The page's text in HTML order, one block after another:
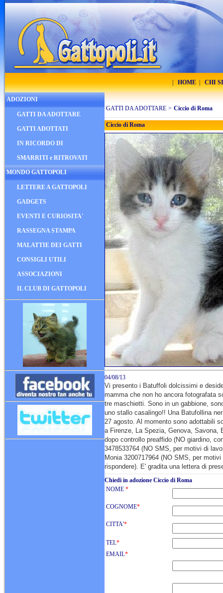
HOME CHI
ADOZIONI
GATTI DA ADOTTARE
GATTI ADOTTATI
IN RICORDO DI
SMARRITI e RITROVATI
MONDO GATTOPOLI
LETTERE A GATTOPOLI
GADGETS
EVENTI E CURIOSITA'
RASSEGNA STAMPA
MALATTIE DEI GATTI
CONSIGLI UTILI
ASSOCIAZIONI
IL CLUB DI GATTOPOLI
GATTI DA ADOTTARE > Ciccio di Roma
Ciccio di Roma
04/08/13
Vi presento i Batuffoli dolcissimi e
mamma che non ho ancora fotografata
tre maschietti. Sono in un gabbione,
uno stallo casalingo!! Una Batufollina
27 agosto. Al momento sono adottabili
a Firenze, La Spezia, Genova, Savona,
dopo controllo preaffido (NO giardino,
3478533764 (NO SMS, per motivi di
Monia 3200717964 (NO SMS, per
rispondere). E' gradita una lettera di
Chiedi in adozione Ciccio di Roma
NOME *
COGNOME*
CITTA'*
TEL*
EMAIL*